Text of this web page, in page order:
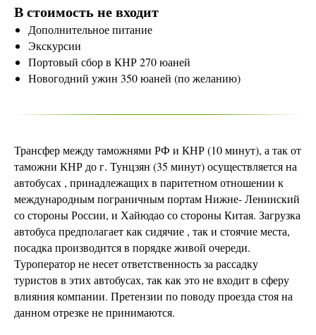
В стоимость не входит
Дополнительное питание
Экскурсии
Портовый сбор в КНР 270 юаней
Новогодний ужин 350 юаней (по желанию)
Трансфер между таможнями РФ и КНР (10 минут), а так от
таможни КНР до г. Тунцзян (35 минут) осуществляется на
автобусах , принадлежащих в паритетном отношении к
международным пограничным портам Нижне- Ленинский
со стороны России, и Хайюдао со стороны Китая. Загрузка
автобуса предполагает как сидячие , так и стоячие места,
посадка производится в порядке живой очереди.
Туроператор не несет ответственность за рассадку
туристов в этих автобусах, так как это не входит в сферу
влияния компании. Претензии по поводу проезда стоя на
данном отрезке не принимаются.